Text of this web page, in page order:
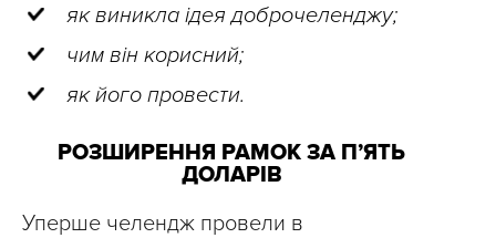
як виникла ідея доброчеленджу;
чим він корисний;
як його провести.
РОЗШИРЕННЯ РАМОК ЗА П’ЯТЬ
ДОЛАРІВ
Уперше челендж провели в